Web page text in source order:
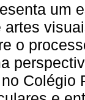
um
artes
o
Colégio